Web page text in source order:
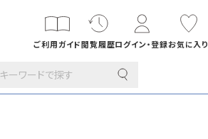
ご利用ガイド閲覧履歴ログイン・登録お気に入り